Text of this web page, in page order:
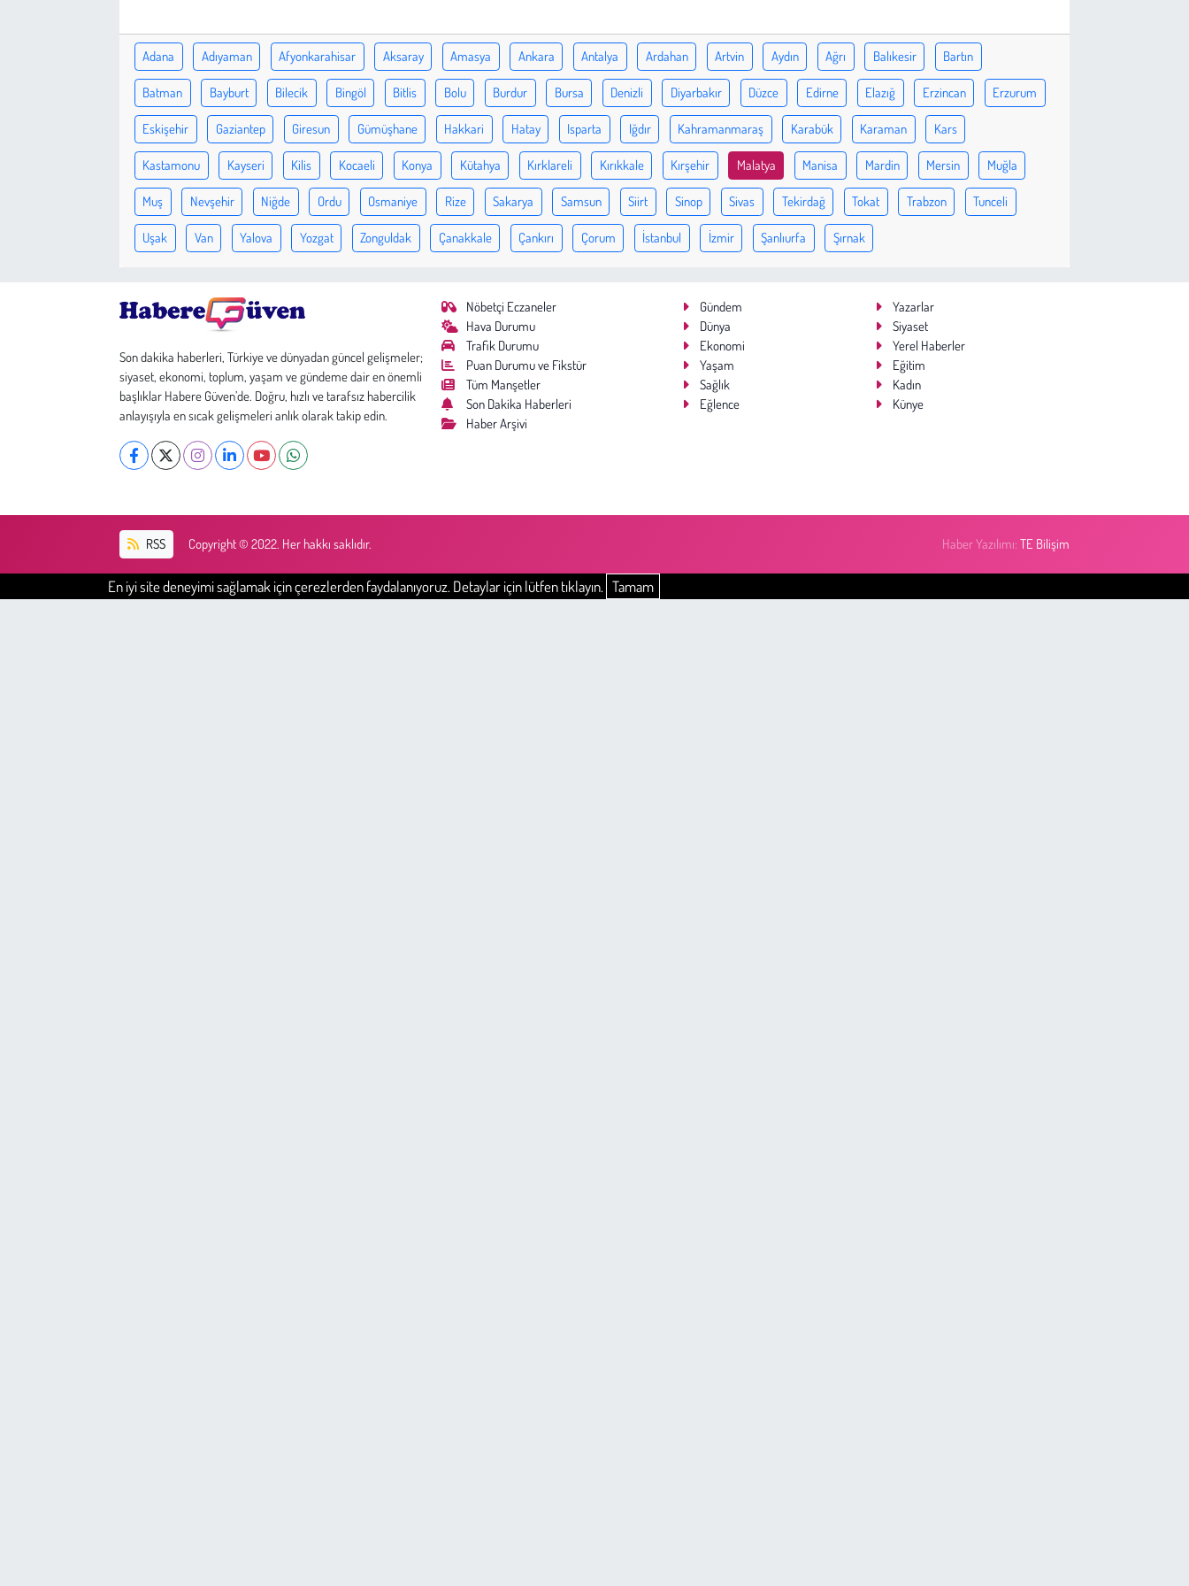
Adana Adıyaman Afyonkarahisar Aksaray Amasya Ankara Antalya Ardahan Artvin Aydın Ağrı Balıkesir Bartın
Batman Bayburt Bilecik Bingöl Bitlis Bolu Burdur Bursa Denizli Diyarbakır Düzce Edirne Elazığ Erzincan Erzurum
Eskişehir Gaziantep Giresun Gümüşhane Hakkari Hatay Isparta Iğdır Kahramanmaraş Karabük Karaman Kars
Kastamonu Kayseri Kilis Kocaeli Konya Kütahya Kırklareli Kırıkkale Kırşehir Malatya Manisa Mardin Mersin Muğla
Muş Nevşehir Niğde Ordu Osmaniye Rize Sakarya Samsun Siirt Sinop Sivas Tekirdağ Tokat Trabzon Tunceli
Uşak Van Yalova Yozgat Zonguldak Çanakkale Çankırı Çorum İstanbul İzmir Şanlıurfa Şırnak
Son dakika haberleri, Türkiye ve dünyadan güncel gelişmeler;
siyaset, ekonomi, toplum, yaşam ve gündeme dair en önemli
başlıklar Habere Güven’de. Doğru, hızlı ve tarafsız habercilik
anlayışıyla en sıcak gelişmeleri anlık olarak takip edin.
Nöbetçi Eczaneler
Hava Durumu
Trafik Durumu
Puan Durumu ve Fikstür
Tüm Manşetler
Son Dakika Haberleri
Haber Arşivi
Gündem
Yazarlar
Dünya
Siyaset
Ekonomi
Yerel Haberler
Yaşam
Eğitim
Sağlık
Kadın
Eğlence
Künye
RSS Copyright © 2022. Her hakkı saklıdır. Haber Yazılımı:TE Bilişim
En iyi site deneyimi sağlamak için çerezlerden faydalanıyoruz. Detaylar için lütfen tıklayın. Tamam